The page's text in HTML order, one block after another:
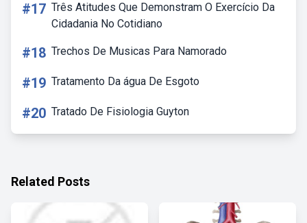
#17 Três Atitudes Que Demonstram O Exercício Da
Cidadania No Cotidiano
#18 Trechos De Musicas Para Namorado
#19 Tratamento Da água De Esgoto
#20 Tratado De Fisiologia Guyton
Related Posts